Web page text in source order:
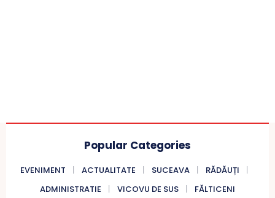
Popular Categories
EVENIMENT ACTUALITATE SUCEAVA
RĂDĂUȚI
ADMINISTRATIE
VICOVU DE SUS FĂLTICENI